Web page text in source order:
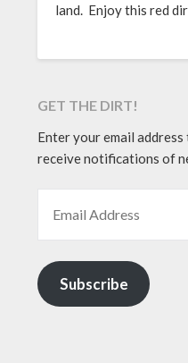
land. Enjoy this red
GET THE DIRT!
Enter your email
receive notifications of
Subscribe